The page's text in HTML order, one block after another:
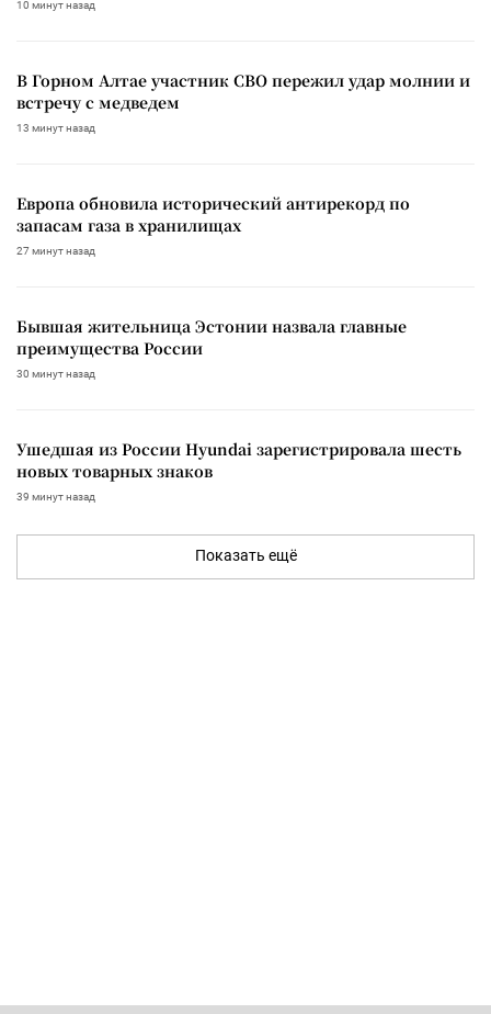
10 минут назад
В Горном Алтае участник СВО пережил удар молнии и
встречу с медведем
13 минут назад
Европа обновила исторический антирекорд по
запасам газа в хранилищах
27 минут назад
Бывшая жительница Эстонии назвала главные
преимущества России
30 минут назад
Ушедшая из России Hyundai зарегистрировала шесть
новых товарных знаков
39 минут назад
Показать ещё